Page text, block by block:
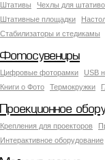
Штативы
Чехлы для
Штативные площадки
Стабилизаторы и стедикамы
Фотосувениры
Цифровые фоторамки USB
Книги о Фото
Термокружки
Проекционное
Крепления для проекторов
Интерактивное оборудование